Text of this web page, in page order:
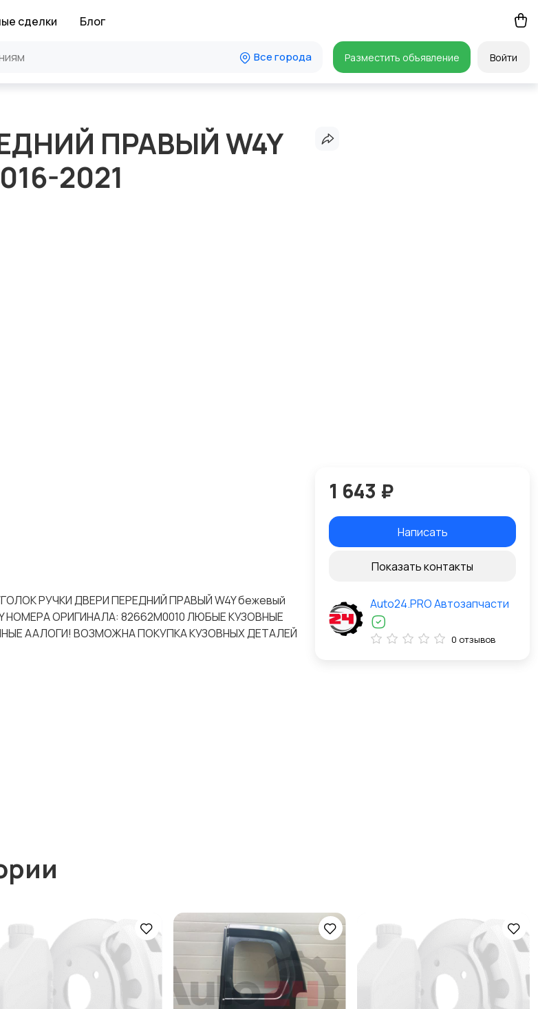
сделки Блог
Все города Разместить объявление Войти
ПРАВЫЙ W4Y
2021
РУЧКИ ДВЕРИ ПЕРЕДНИЙ ПРАВЫЙ W4Y бежевый
НОМЕРА ОРИГИНАЛА: 82662M0010 ЛЮБЫЕ КУЗОВНЫЕ
ААЛОГИ! ВОЗМОЖНА ПОКУПКА КУЗОВНЫХ ДЕТАЛЕЙ
1 643 ₽
Написать
Показать контакты
Auto24.PRO Автозапчасти
0 отзывов